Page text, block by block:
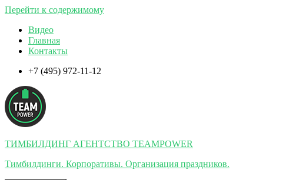
Перейти к содержимому
Видео
Главная
Контакты
+7 (495) 972-11-12
ТИМБИЛДИНГ АГЕНТСТВО TEAMPOWER
Тимбилдинги. Корпоративы. Организация праздников.